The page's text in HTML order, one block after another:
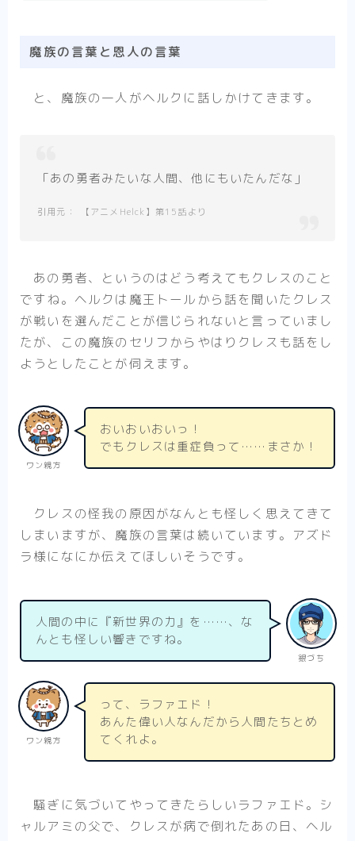
Follow Me
魔族の言葉と恩人の言葉
と、魔族の一人がヘルクに話しかけてきます。
「あの勇者みたいな人間、他にもいたんだな」
【アニメHelck】第15話より
あの勇者、というのはどう考えてもクレスのこと
ですね。ヘルクは魔王トールから話を聞いたクレス
が戦いを選んだことが信じられないと言っていまし
たが、この魔族のセリフからやはりクレスも話をし
ようとしたことが伺えます。
ワン親方
おいおいおいっ！
でもクレスは重症負って……まさか！
クレスの怪我の原因がなんとも怪しく思えてきて
しまいますが、魔族の言葉は続いています。アズド
ラ様になにか伝えてほしいそうです。
銀づち
人間の中に『新世界の力』を……、な
んとも怪しい響きですね。
ワン親方
って、ラファエド！
あんた偉い人なんだから人間たちとめ
てくれよ。
騒ぎに気づいてやってきたらしいラファエド。シ
ャルアミの父で、クレスが病で倒れたあの日、ヘル